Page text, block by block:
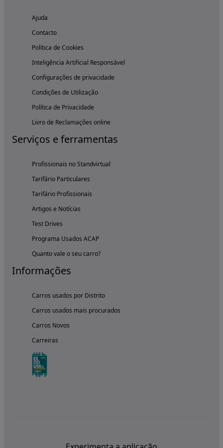
Ajuda
Contacto
Política de Cookies
Inteligência Artificial Responsável
Configurações de privacidade
Condições de Utilização
Política de Privacidade
Livro de Reclamações online
Serviços e ferramentas
Profissionais no Standvirtual
Tarifário Particulares
Tarifário Profissionais
Artigos e Notícias
Test Drives
Programa Usados ACAP
Quanto vale o seu carro?
Informações
Carros usados por Distrito
Carros usados mais procurados
Carros Novos
Carreiras